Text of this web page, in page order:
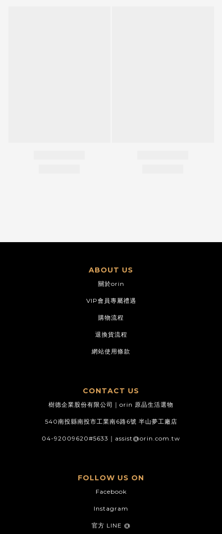
ABOUT US
關於orin
VIP會員專屬禮遇
購物流程
退換貨流程
網站使用條款
CONTACT US
樹德企業股份有限公司｜orin 原品生活選物
540南投縣南投市工業南6路6號 半山夢工廠店
04-92009620#5633｜ assist@orin.com.tw
FOLLOW US ON
Facebook
Instagram
官方 LINE @